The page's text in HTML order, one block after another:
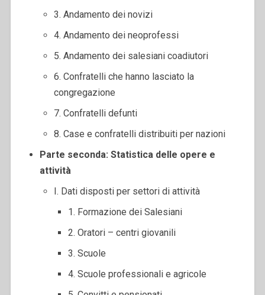
3. Andamento dei novizi
4. Andamento dei neoprofessi
5. Andamento dei salesiani coadiutori
6. Confratelli che hanno lasciato la
congregazione
7. Confratelli defunti
8. Case e confratelli distribuiti per nazioni
Parte seconda: Statistica delle opere e
attività
I. Dati disposti per settori di attività
1. Formazione dei Salesiani
2. Oratori – centri giovanili
3. Scuole
4. Scuole professionali e agricole